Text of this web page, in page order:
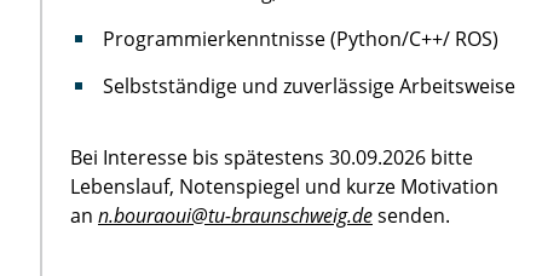
Programmierkenntnisse (Python/C++/ ROS)
Selbstständige und zuverlässige Arbeitsweise
Bei Interesse bis spätestens 30.09.2026 bitte
Lebenslauf, Notenspiegel und kurze Motivation
an n.bouraoui@tu-braunschweig.desenden.